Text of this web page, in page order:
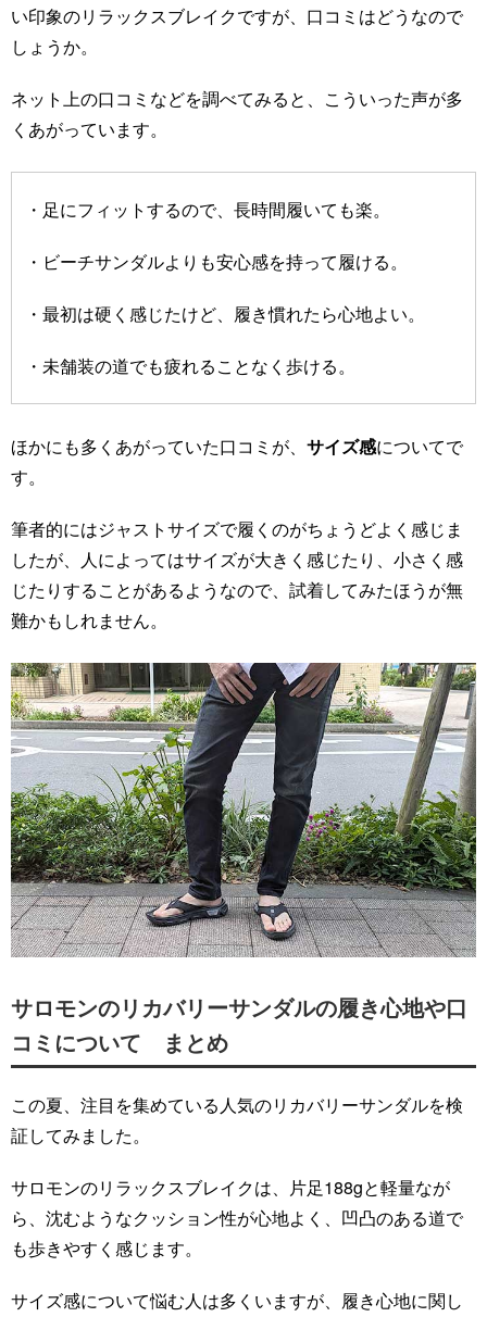
い印象のリラックスブレイクですが、口コミはどうなので
しょうか。
ネット上の口コミなどを調べてみると、こういった声が多
くあがっています。
・足にフィットするので、長時間履いても楽。
・ビーチサンダルよりも安心感を持って履ける。
・最初は硬く感じたけど、履き慣れたら心地よい。
・未舗装の道でも疲れることなく歩ける。
ほかにも多くあがっていた口コミが、 サイズ感についてで
す。
筆者的にはジャストサイズで履くのがちょうどよく感じま
したが、人によってはサイズが大きく感じたり、小さく感
じたりすることがあるようなので、試着してみたほうが無
難かもしれません。
サロモンのリカバリーサンダルの履き心地や口
コミについて まとめ
この夏、注目を集めている人気のリカバリーサンダルを検
証してみました。
サロモンのリラックスブレイクは、片足188gと軽量なが
ら、沈むようなクッション性が心地よく、凹凸のある道で
も歩きやすく感じます。
サイズ感について悩む人は多くいますが、履き心地に関し